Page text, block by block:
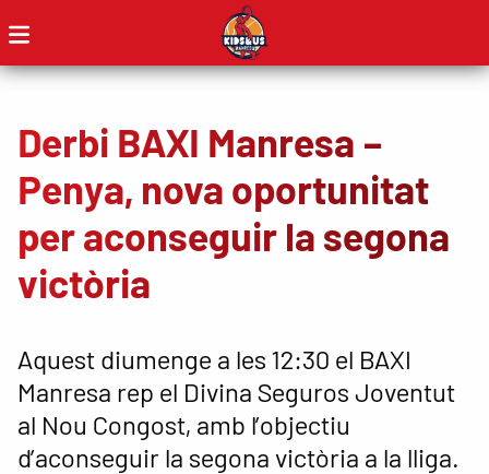
Derbi BAXI Manresa –
Penya, nova oportunitat
per aconseguir la segona
victòria
Aquest diumenge a les 12:30 el BAXI
Manresa rep el Divina Seguros Joventut
al Nou Congost, amb l’objectiu
d’aconseguir la segona victòria a la lliga.